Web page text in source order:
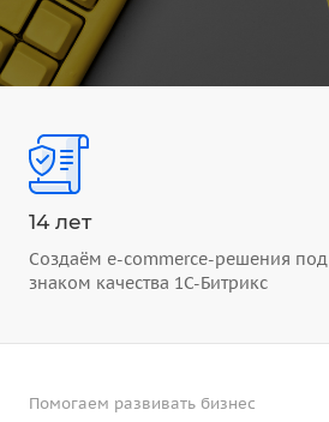
14 лет
Создаём e-commerce-решения под
знаком качества 1С-Битрикс
Помогаем развивать бизнес